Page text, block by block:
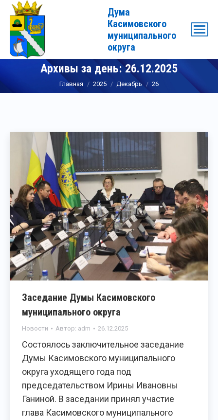
Дума
Касимовского
муниципального
округа
Архивы за день:26.12.2025
Вы здесь:
Главная 2025 Декабрь 26
Заседание Думы Касимовского
муниципального округа
Новости Автор: adm 26.12.2025
Состоялось заключительное заседание
Думы Касимовского муниципального
округа уходящего года под
председательством Ирины Ивановны
Ганиной. В заседании принял участие
глава Касимовского муниципального